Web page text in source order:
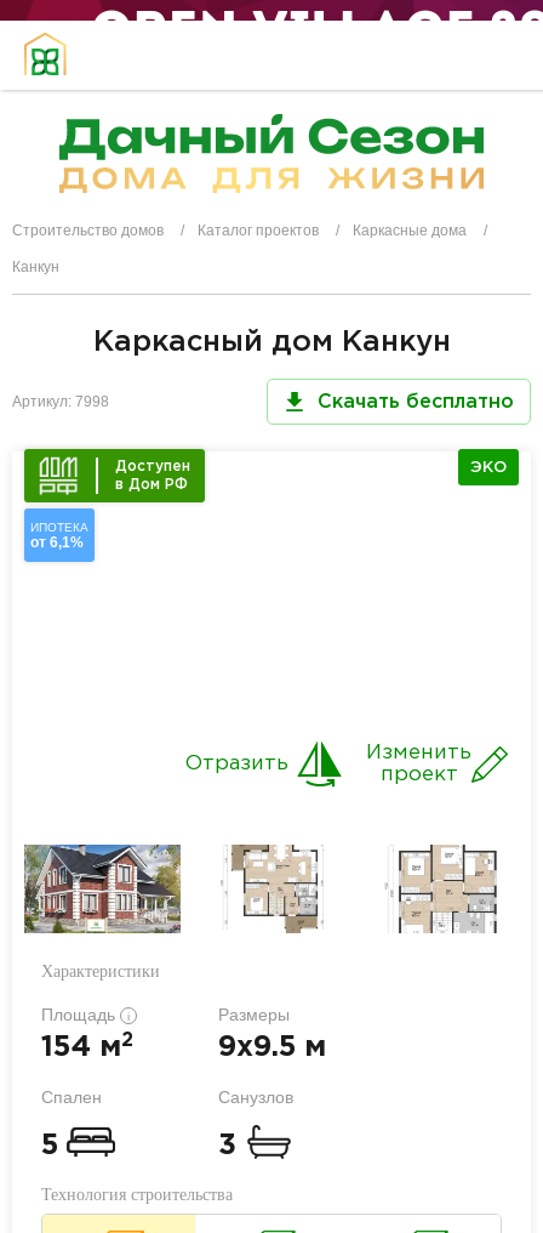
Строительство домов Каталог проектов Каркасные дома
Канкун
Каркасный дом Канкун
Артикул: 7998 Скачать бесплатно
Доступен
в Дом РФ
ИПОТЕКА
от 6,1%
ЭКО
Изменить
проект
Отразить
Характеристики
Площадь i
154 м2
Размеры
9x9.5 м
Спален
5
Санузлов
3
Технология строительства